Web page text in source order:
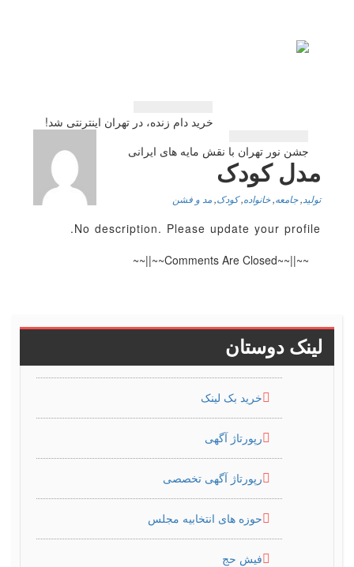
خرید دام زنده، در تهران اینترنتی شد!
جشن نور تهران با نقش مایه های ایرانی
مدل کودک
تولید ,جامعه,خانواده,کودک, مد و فشن
No description. Please update your profile.
~~||~~Comments Are Closed~~||~~
لینک دوستان
خرید بک لینک
رپورتاژ آگهی
رپورتاژ آگهی تخصصی
حوزه های انتخابیه مجلس
فیش حج